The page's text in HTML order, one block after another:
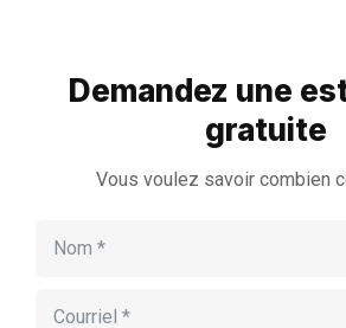
Demandez une
gratuite
Vous voulez savoir combien